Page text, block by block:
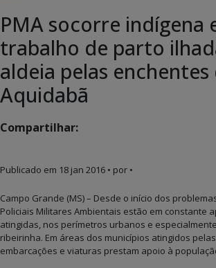
PMA socorre indígena
trabalho de parto
aldeia pelas
Aquidabã
Compartilhar:
Publicado em 18 jan 2016 • por •
Campo Grande (MS) – Desde o início dos
Policiais Militares Ambientais estão em constante
atingidas, nos perímetros urbanos e
ribeirinha. Em áreas dos municípios atingidos
embarcações e viaturas prestam apoio à